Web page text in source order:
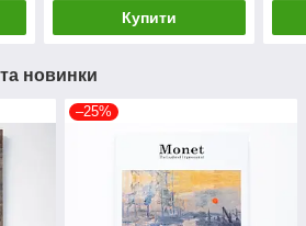
живопис
Купити
та новинки
–25%